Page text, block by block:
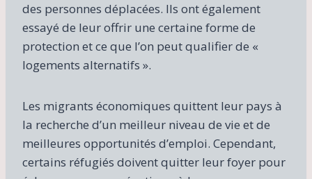
des personnes déplacées. Ils ont également
essayé de leur offrir une certaine forme de
protection et ce que l’on peut qualifier de «
logements alternatifs ».
Les migrants économiques quittent leur pays à
la recherche d’un meilleur niveau de vie et de
meilleures opportunités d’emploi. Cependant,
certains réfugiés doivent quitter leur foyer pour